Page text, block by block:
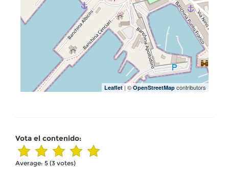
Leaflet| ©OpenStreetMap contributors
Vota el contenido:
Average: 5 (3 votes)